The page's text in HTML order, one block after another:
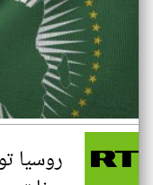
روسيا